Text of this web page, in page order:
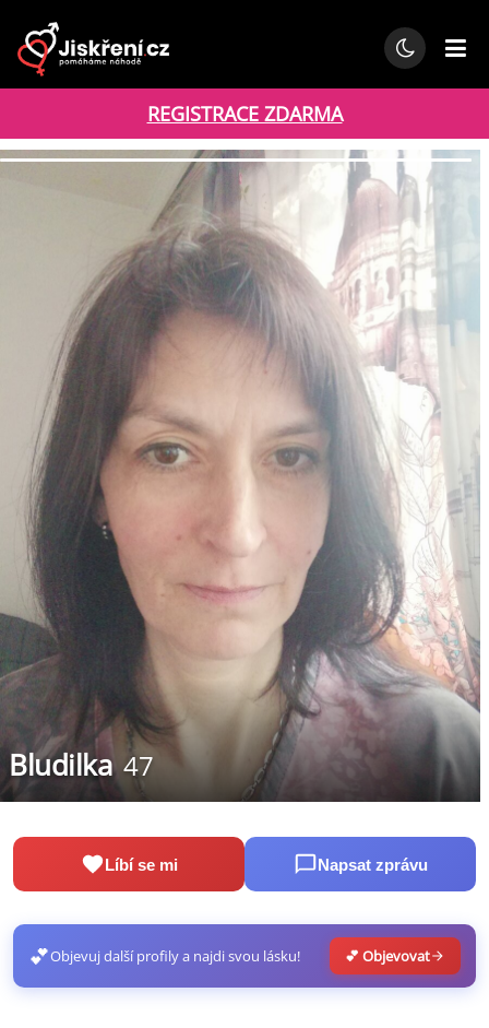
REGISTRACE ZDARMA
Bludilka 47
Líbí se mi Napsat zprávu
💕Objevuj další profily a najdi svou lásku! 💕 Objevovat